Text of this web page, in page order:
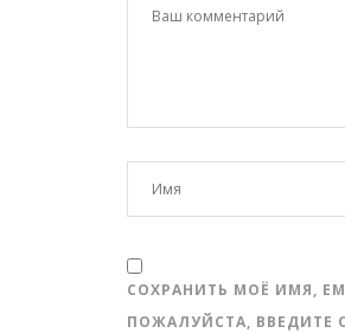
СОХРАНИТЬ МОЁ ИМЯ,
ПОЖАЛУЙСТА, ВВЕДИТЕ